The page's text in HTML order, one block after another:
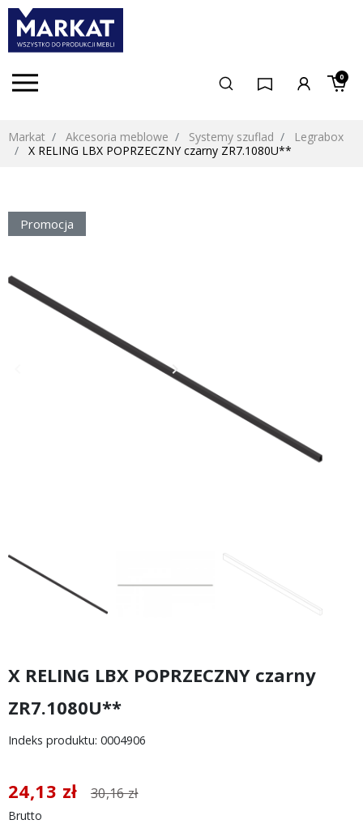
0
Markat Akcesoria meblowe Systemy szuflad
Legrabox
X RELING LBX POPRZECZNY czarny ZR7.1080U**
Promocja
Następny
keyboard_arrow_right
X RELING LBX POPRZECZNY czarny
ZR7.1080U**
Indeks produktu: 0004906
24,13 zł 30,16 zł
Brutto